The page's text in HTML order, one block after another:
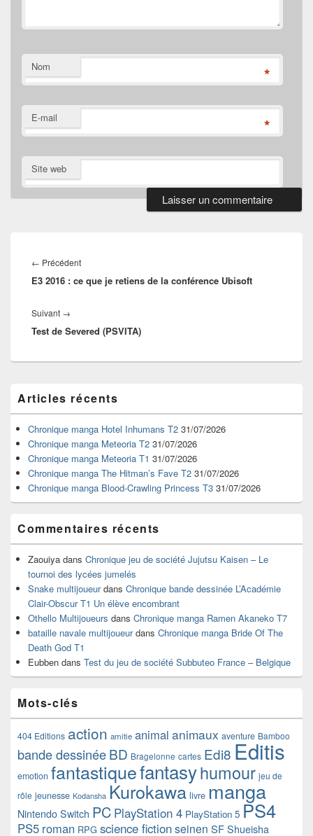
Nom *
E-mail *
Site web
de
l’article
← PrécédentArticle
précédent :
E3 2016 : ce que je retiens de la conférence Ubisoft
Suivant →
suivant :
Test de Severed (PSVITA)
principale
de
widget
pour
barre
latérale
Articles récents
Chronique manga Hotel Inhumans T2 31/07/2026
Chronique manga Meteoria T2 31/07/2026
Chronique manga Meteoria T1 31/07/2026
Chronique manga The Hitman’s Fave T2 31/07/2026
Chronique manga Blood-Crawling Princess T3 31/07/2026
Commentaires récents
Zaouiya dans Chronique jeu de société Jujutsu Kaisen – Le
tournoi des lycées jumelés
Snake multijoueurdans Chronique bande dessinée L’Académie
Clair-Obscur T1 Un élève encombrant
Othello Multijoueurs dans Chronique manga Ramen Akaneko T7
bataille navale multijoueurdans Chronique manga Bride Of The
Death God T1
Eubben dans Test du jeu de société Subbuteo France – Belgique
Mots-clés
404 Editions action amitie animal animaux aventure Bamboo
bande dessinéeBD Bragelonne cartes Edi8 Editis
emotion fantastiquefantasyhumour jeu de
rôle jeunesse Kodansha Kurokawa livre manga
Nintendo Switch PC PlayStation 4 PlayStation 5 PS4
PS5 roman RPG science fictionseinen SF Shueisha